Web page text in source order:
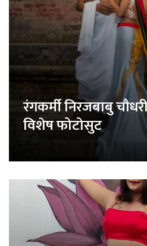
रंगकर्मी निरजबाबु
विशेष फोटोसुट